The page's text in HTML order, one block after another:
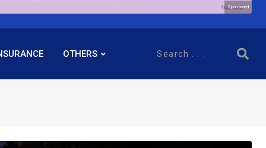
Sponsored
OTHERS